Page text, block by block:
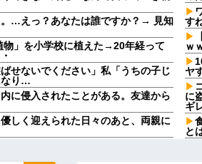
…えっ？あなたは誰ですか？→ 見知
物」を小学校に植えた→20年経って
せないでください」私「うちの子じ
なり…
に侵入されたことがある。友達から
しく迎えられた日々のあと、両親に
す
ｗ
ヤ
に
ギ
と